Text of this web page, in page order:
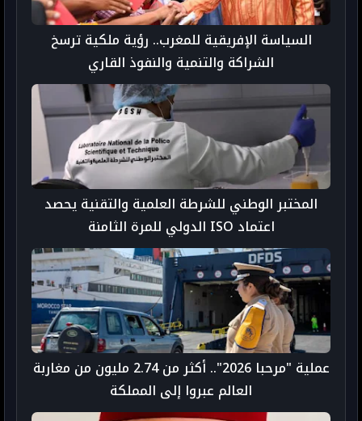
السياسة الإفريقية للمغرب.. رؤية ملكية ترسخ
الشراكة والتنمية والنفوذ القاري
المختبر الوطني للشرطة العلمية والتقنية يحصد
اعتماد ISO الدولي للمرة الثامنة
عملية "مرحبا 2026".. أكثر من 2.74 مليون من مغاربة
العالم عبروا إلى المملكة